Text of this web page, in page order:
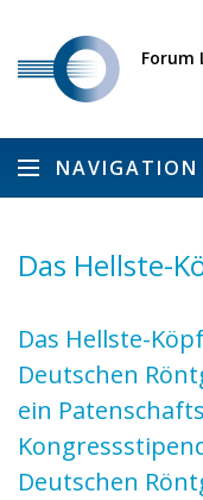
Forum
NAVIGATION
Das Hellste-
Das Hellste-
Deutschen
ein
Deutschen